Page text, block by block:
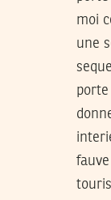
moi
une